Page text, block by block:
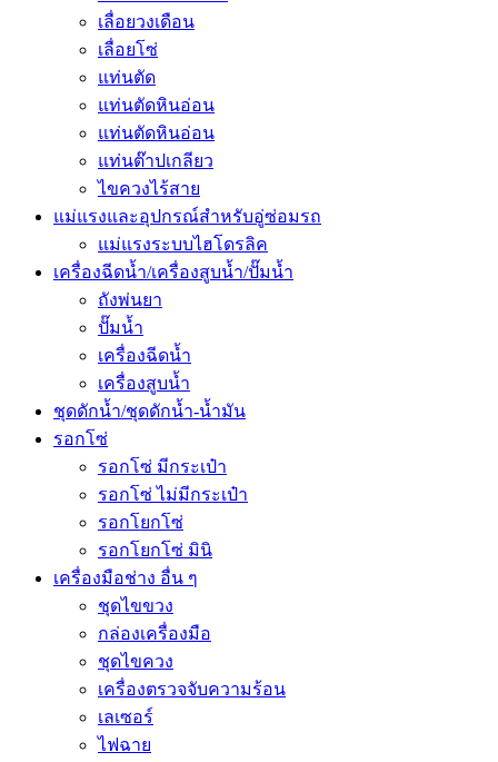
เลื่อยวงเดือน
เลื่อยโซ่
แท่นตัด
แท่นตัดหินอ่อน
แท่นตัดหินอ่อน
แท่นต๊าปเกลียว
ไขควงไร้สาย
แม่แรงและอุปกรณ์สำหรับอู่ซ่อมรถ
แม่แรงระบบไฮโดรลิค
เครื่องฉีดน้ำ/เครื่องสูบน้ำ/ปั๊มน้ำ
ถังพ่นยา
ปั๊มน้ำ
เครื่องฉีดน้ำ
เครื่องสูบน้ำ
ชุดดักน้ำ/ชุดดักน้ำ-น้ำมัน
รอกโซ่
รอกโซ่ มีกระเป๋า
รอกโซ่ ไม่มีกระเป๋า
รอกโยกโซ่
รอกโยกโซ่ มินิ
เครื่องมือช่าง อื่น ๆ
ชุดไขขวง
กล่องเครื่องมือ
ชุดไขควง
เครื่องตรวจจับความร้อน
เลเซอร์
ไฟฉาย